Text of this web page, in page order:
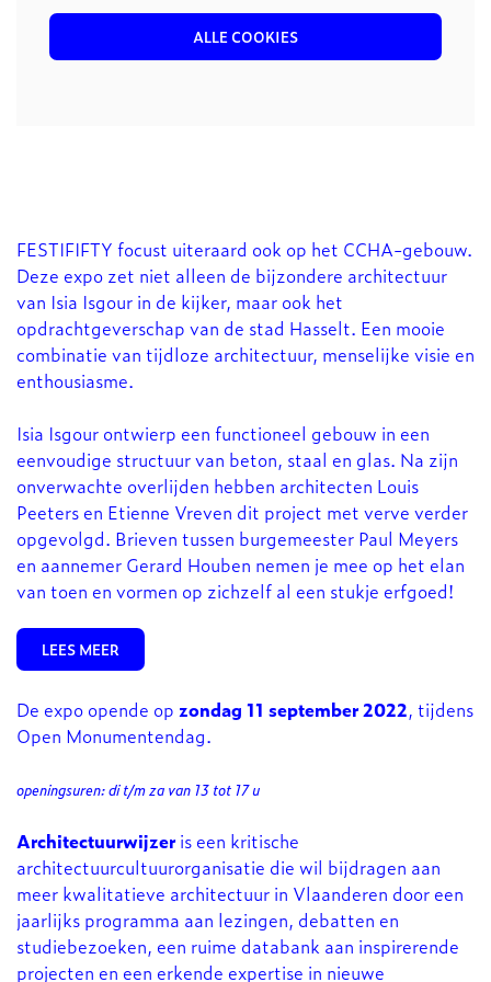
ALLE COOKIES
FESTIFIFTY focust uiteraard ook op het CCHA-gebouw.
Deze expo zet niet alleen de bijzondere architectuur
van Isia Isgour in de kijker, maar ook het
opdrachtgeverschap van de stad Hasselt. Een mooie
combinatie van tijdloze architectuur, menselijke visie en
enthousiasme.
Isia Isgour ontwierp een functioneel gebouw in een
eenvoudige structuur van beton, staal en glas. Na zijn
onverwachte overlijden hebben architecten Louis
Peeters en Etienne Vreven dit project met verve verder
opgevolgd. Brieven tussen burgemeester Paul Meyers
en aannemer Gerard Houben nemen je mee op het elan
van toen en vormen op zichzelf al een stukje erfgoed!
LEES MEER
De expo opende op zondag 11 september 2022, tijdens
Open Monumentendag.
openingsuren: di t/m za van 13 tot 17 u
Architectuurwijzeris een kritische
architectuurcultuurorganisatie die wil bijdragen aan
meer kwalitatieve architectuur in Vlaanderen door een
jaarlijks programma aan lezingen, debatten en
studiebezoeken, een ruime databank aan inspirerende
projecten en een erkende expertise in nieuwe